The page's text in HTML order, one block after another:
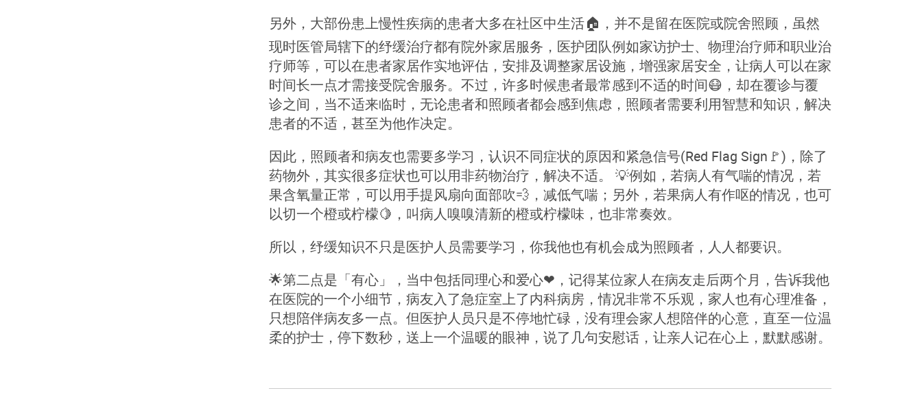
另外，大部份患上慢性疾病的患者大多在社区中生活🏠，并不是留在医院或院舍照顾，虽然
现时医管局辖下的纾缓治疗都有院外家居服务，医护团队例如家访护士、物理治疗师和职业治
疗师等，可以在患者家居作实地评估，安排及调整家居设施，增强家居安全，让病人可以在家
时间长一点才需接受院舍服务。不过，许多时候患者最常感到不适的时间😷，却在覆诊与覆
诊之间，当不适来临时，无论患者和照顾者都会感到焦虑，照顾者需要利用智慧和知识，解决
患者的不适，甚至为他作决定。
因此，照顾者和病友也需要多学习，认识不同症状的原因和紧急信号(Red Flag Sign🚩)，除了
药物外，其实很多症状也可以用非药物治疗，解决不适。 💡例如，若病人有气喘的情况，若
果含氧量正常，可以用手提风扇向面部吹💨，减低气喘；另外，若果病人有作呕的情况，也可
以切一个橙或柠檬🍋，叫病人嗅嗅清新的橙或柠檬味，也非常奏效。
所以，纾缓知识不只是医护人员需要学习，你我他也有机会成为照顾者，人人都要识。
🌟第二点是「有心」，当中包括同理心和爱心❤，记得某位家人在病友走后两个月，告诉我他
在医院的一个小细节，病友入了急症室上了内科病房，情况非常不乐观，家人也有心理准备，
只想陪伴病友多一点。但医护人员只是不停地忙碌，没有理会家人想陪伴的心意，直至一位温
柔的护士，停下数秒，送上一个温暖的眼神，说了几句安慰话，让亲人记在心上，默默感谢。